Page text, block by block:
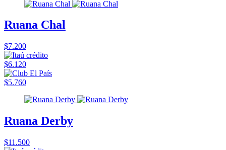
Ruana Chal
$7.200
$6.120
$5.760
Ruana Derby
$11.500